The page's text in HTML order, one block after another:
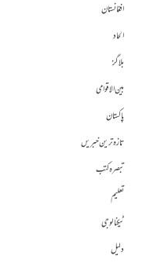
افغانستان
الحاد
بلاگز
بین الاقوامی
پاکستان
تازہ ترین خبریں
تبصرہ کتب
تعلیم
ٹیکنالوجی
دلیل